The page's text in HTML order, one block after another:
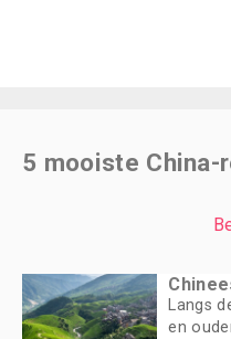
5 mooiste China-
Langs
en